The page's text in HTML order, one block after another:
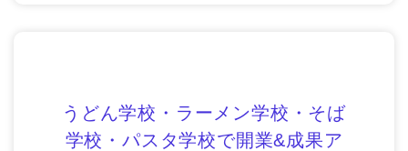
うどん学校・ラーメン学校・そば
学校・パスタ学校で開業&成果ア